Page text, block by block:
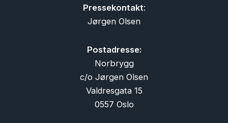
Pressekontakt:
Jørgen Olsen
Postadresse:
Norbrygg
c/o Jørgen Olsen
Valdresgata 15
0557 Oslo